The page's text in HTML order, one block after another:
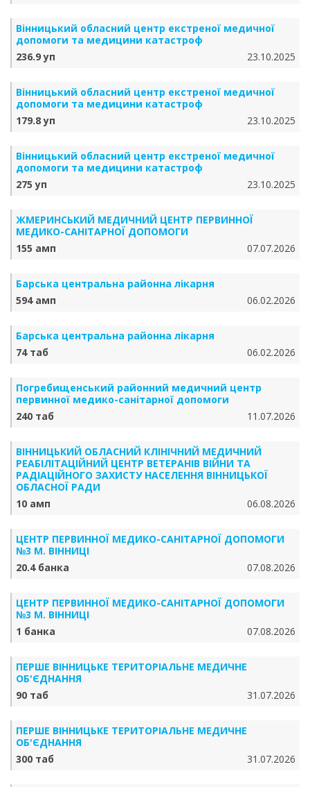
Вінницький обласний центр екстреної медичної
допомоги та медицини катастроф
236.9 уп
23.10.2025
Вінницький обласний центр екстреної медичної
допомоги та медицини катастроф
179.8 уп
23.10.2025
Вінницький обласний центр екстреної медичної
допомоги та медицини катастроф
275 уп
23.10.2025
ЖМЕРИНСЬКИЙ МЕДИЧНИЙ ЦЕНТР ПЕРВИННОЇ
МЕДИКО-САНІТАРНОЇ ДОПОМОГИ
155 амп
07.07.2026
Барська центральна районна лікарня
594 амп
06.02.2026
Барська центральна районна лікарня
74 таб
06.02.2026
Погребищенський районний медичний центр
первинної медико-санітарної допомоги
240 таб
11.07.2026
ВІННИЦЬКИЙ ОБЛАСНИЙ КЛІНІЧНИЙ МЕДИЧНИЙ
РЕАБІЛІТАЦІЙНИЙ ЦЕНТР ВЕТЕРАНІВ ВІЙНИ ТА
РАДІАЦІЙНОГО ЗАХИСТУ НАСЕЛЕННЯ ВІННИЦЬКОЇ
ОБЛАСНОЇ РАДИ
10 амп
06.08.2026
ЦЕНТР ПЕРВИННОЇ МЕДИКО-САНІТАРНОЇ ДОПОМОГИ
№3 М. ВІННИЦІ
20.4 банка
07.08.2026
ЦЕНТР ПЕРВИННОЇ МЕДИКО-САНІТАРНОЇ ДОПОМОГИ
№3 М. ВІННИЦІ
1 банка
07.08.2026
ПЕРШЕ ВІННИЦЬКЕ ТЕРИТОРІАЛЬНЕ МЕДИЧНЕ
ОБ'ЄДНАННЯ
90 таб
31.07.2026
ПЕРШЕ ВІННИЦЬКЕ ТЕРИТОРІАЛЬНЕ МЕДИЧНЕ
ОБ'ЄДНАННЯ
300 таб
31.07.2026